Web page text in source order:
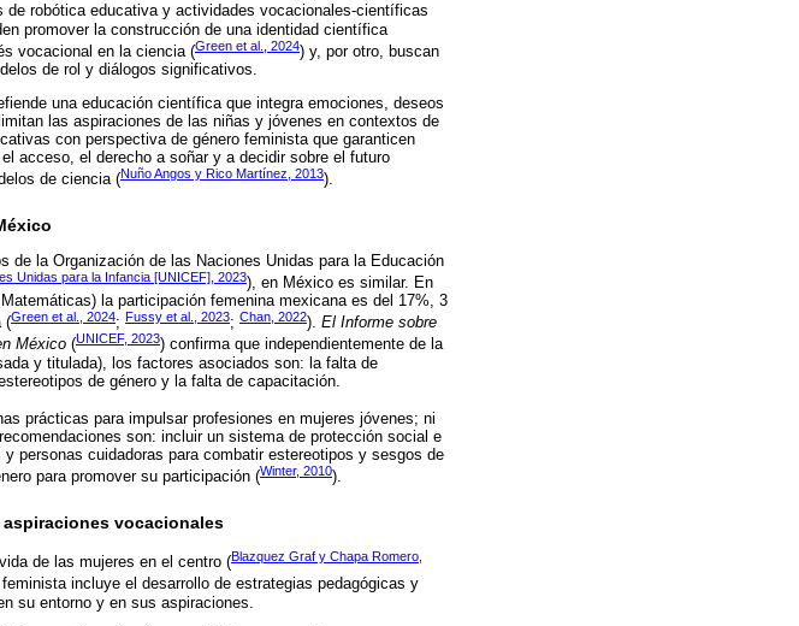
robótica educativa y actividades vocacionales-científicas
promover la construcción de una identidad científica
vocacional en la ciencia (Green et al., 2024) y, por otro, buscan
de rol y diálogos significativos.
una educación científica que integra emociones, deseos
las aspiraciones de las niñas y jóvenes en contextos de
con perspectiva de género feminista que garanticen
acceso, el derecho a soñar y a decidir sobre el futuro
de ciencia (Nuño Angos y Rico Martínez, 2013).
de la Organización de las Naciones Unidas para la Educación
Unidas para la Infancia [UNICEF], 2023), en México es similar. En
la participación femenina mexicana es del 17%, 3
(Green et al., 2024; Fussy et al., 2023; Chan, 2022). El Informe sobre
México (UNICEF, 2023) confirma que independientemente de la
y titulada), los factores asociados son: la falta de
de género y la falta de capacitación.
prácticas para impulsar profesiones en mujeres jóvenes; ni
son: incluir un sistema de protección social e
personas cuidadoras para combatir estereotipos y sesgos de
para promover su participación (Winter, 2010).
vocacionales
de las mujeres en el centro (Blazquez Graf y Chapa Romero,
incluye el desarrollo de estrategias pedagógicas y
su entorno y en sus aspiraciones.